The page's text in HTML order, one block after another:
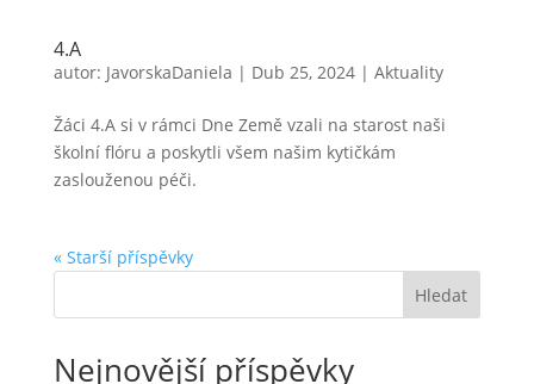
4.A
autor: JavorskaDaniela | Dub 25, 2024| Aktuality
Žáci 4.A si v rámci Dne Země vzali na starost naši
školní flóru a poskytli všem našim kytičkám
zaslouženou péči.
« Starší příspěvky
Hledat
Nejnovější příspěvky